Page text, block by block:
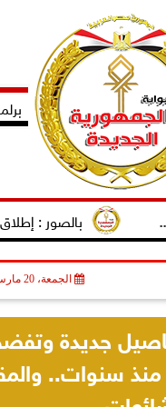
بالصور : إطلاق أنشطة
الجمعة، 20 مارس 2026
جديدة
منذ سنوات..